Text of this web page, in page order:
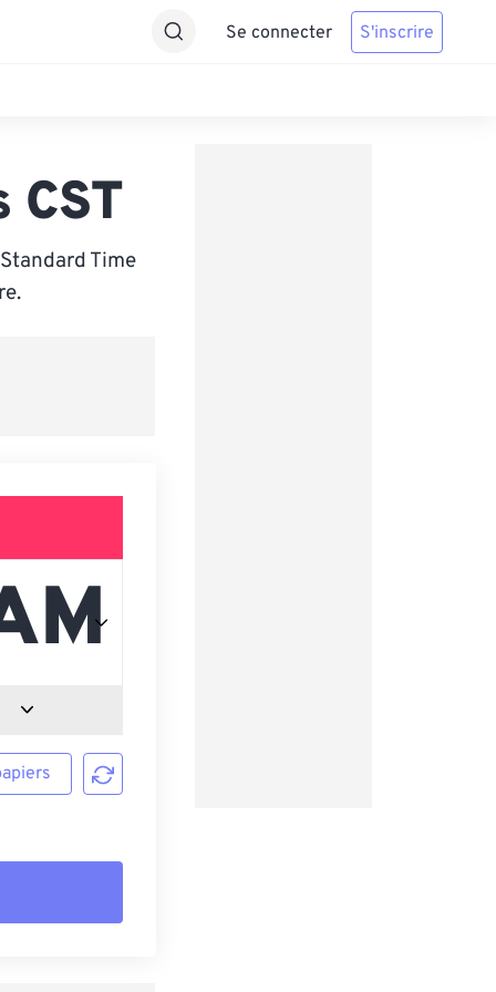
Se connecter S'inscrire
Time